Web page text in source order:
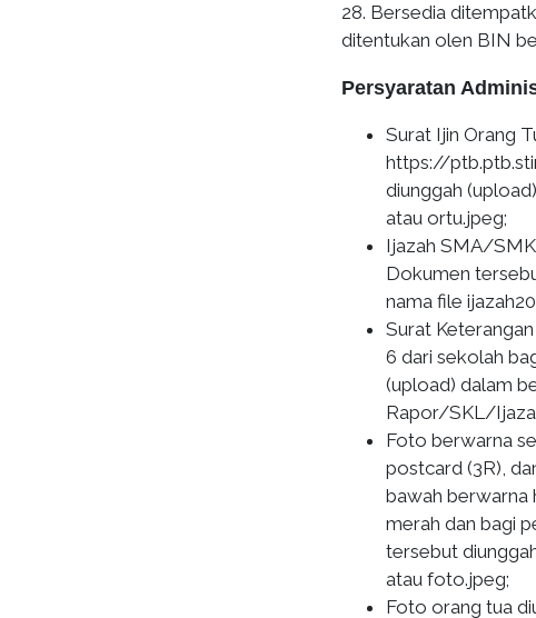
28. Bersedia
ditentukan olen BIN
Persyaratan
Surat Ijin Orang
https://
diunggah
atau ortu.jpeg;
Ijazah SMA/
Dokumen
nama file
Surat
6 dari sekolah
(upload) dalam
Rapor/SKL/
Foto berwarna
postcard (3R),
bawah berwarna
merah dan bagi
tersebut
atau foto.jpeg;
Foto orang tua